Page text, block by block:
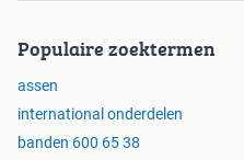
Populaire zoektermen
assen
international onderdelen
banden 600 65 38